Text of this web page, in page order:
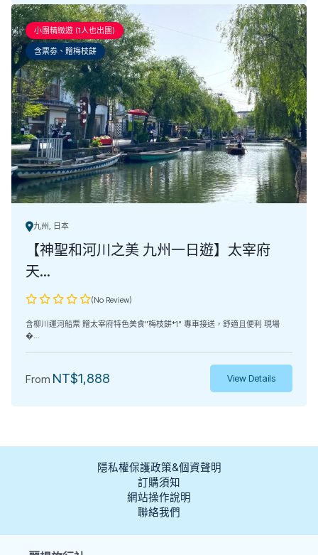
小團精緻遊 (1人也出團)
含票劵、贈梅枝餅
九州, 日本
【神聖和河川之美 九州一日遊】太宰府
天...
(No Review)
含柳川運河船票 贈太宰府特色美食"梅枝餅*1" 專車接送，舒適且便利 現場
�...
From NT$1,888 View Details
隱私權保護政策&個資聲明
訂購須知
網站操作說明
聯絡我們